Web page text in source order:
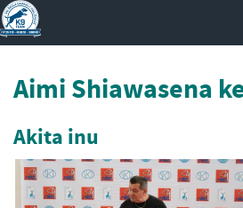
Aimi Shiawasena
Akita inu